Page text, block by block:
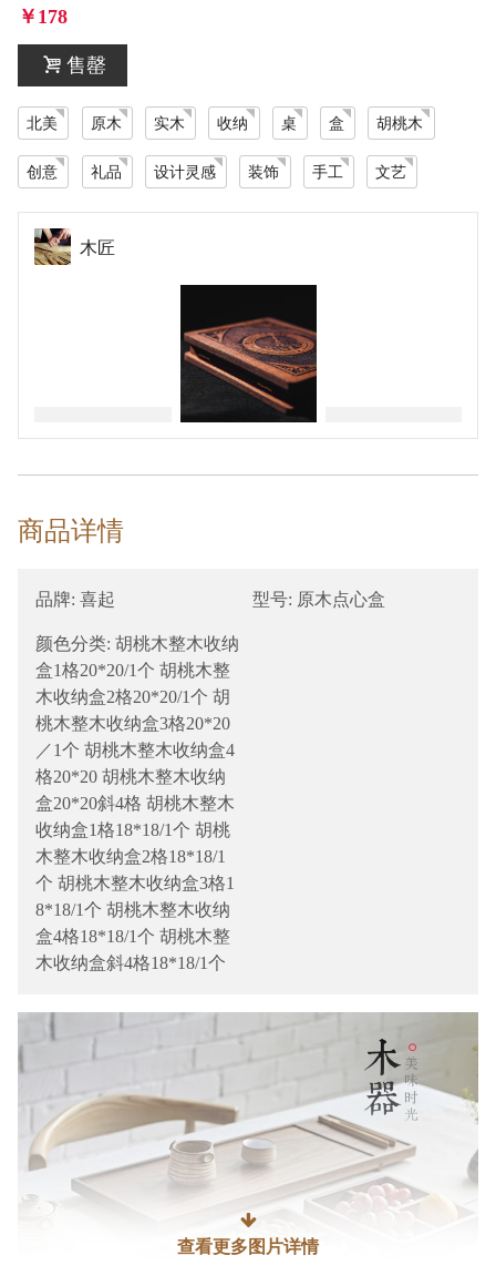
￥178
售罄
北美 原木 实木 收纳 桌 盒 胡桃木
创意 礼品 设计灵感 装饰 手工 文艺
木匠
￥64
商品详情
品牌: 喜起 型号: 原木点心盒
颜色分类: 胡桃木整木收纳
盒1格20*20/1个 胡桃木整
木收纳盒2格20*20/1个 胡
桃木整木收纳盒3格20*20
／1个 胡桃木整木收纳盒4
格20*20 胡桃木整木收纳
盒20*20斜4格 胡桃木整木
收纳盒1格18*18/1个 胡桃
木整木收纳盒2格18*18/1
个 胡桃木整木收纳盒3格1
8*18/1个 胡桃木整木收纳
盒4格18*18/1个 胡桃木整
木收纳盒斜4格18*18/1个
↓
查看更多图片详情